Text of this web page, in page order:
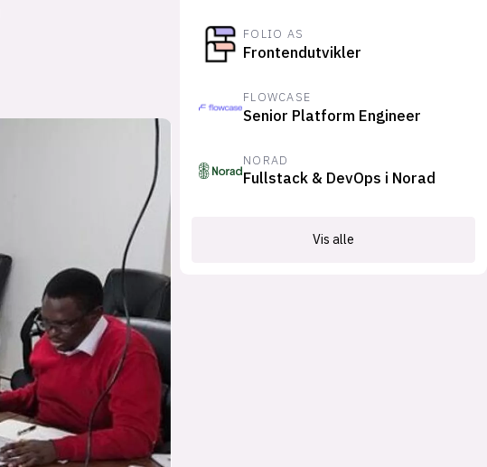
FOLIO AS
Frontendutvikler
FLOWCASE
Senior Platform Engineer
NORAD
Fullstack & DevOps i Norad
Vis alle